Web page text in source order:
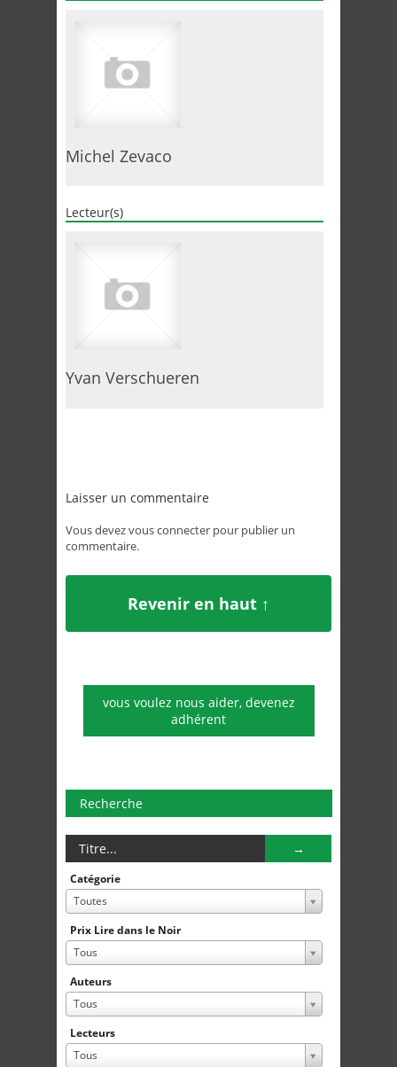
Michel Zevaco
Lecteur(s)
Yvan Verschueren
Laisser un commentaire
Vous devezvous connecter pour publier un
commentaire.
Revenir en haut ↑
vous voulez nous aider, devenez
adhérent
Recherche
Catégorie
Toutes
Prix Lire dans le Noir
Tous
Auteurs
Tous
Lecteurs
Tous